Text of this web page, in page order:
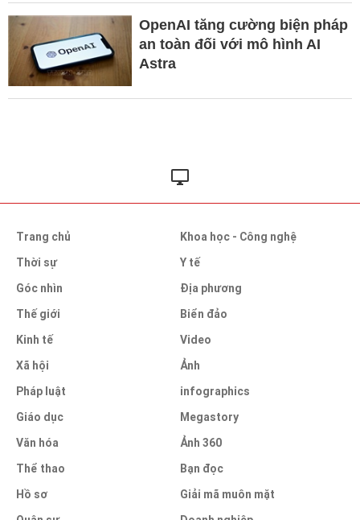
OpenAI tăng cường biện pháp
an toàn đối với mô hình AI
Astra
Trang chủ
Thời sự
Góc nhìn
Thế giới
Kinh tế
Xã hội
Pháp luật
Giáo dục
Văn hóa
Thể thao
Hồ sơ
Khoa học - Công nghệ
Y tế
Địa phương
Biển đảo
Video
Ảnh
infographics
Megastory
Ảnh 360
Bạn đọc
Giải mã muôn mặt